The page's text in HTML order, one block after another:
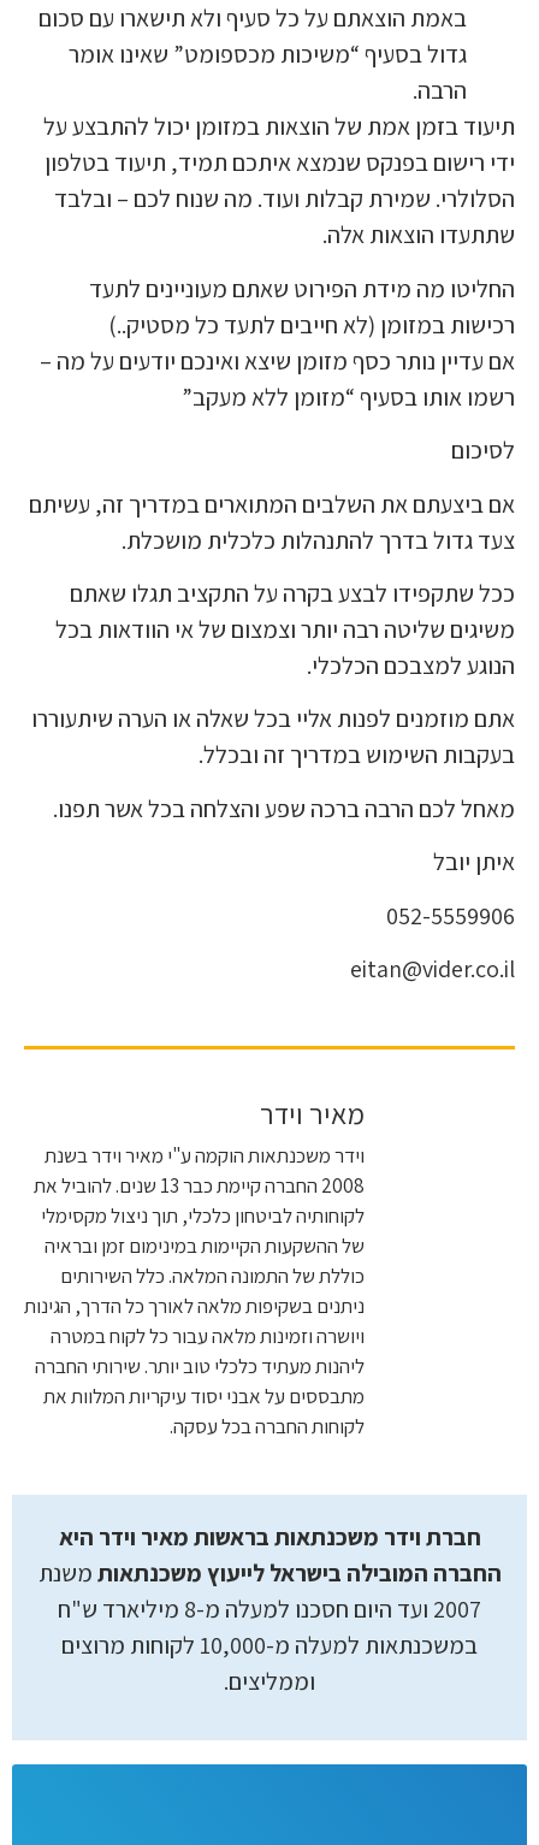
באמת הוצאתם על כל סעיף ולא תישארו עם סכום
גדול בסעיף “משיכות מכספומט” שאינו אומר
הרבה.
תיעוד בזמן אמת של הוצאות במזומן יכול להתבצע על
ידי רישום בפנקס שנמצא איתכם תמיד, תיעוד בטלפון
הסלולרי. שמירת קבלות ועוד. מה שנוח לכם – ובלבד
שתתעדו הוצאות אלה.
החליטו מה מידת הפירוט שאתם מעוניינים לתעד
רכישות במזומן (לא חייבים לתעד כל מסטיק..)
אם עדיין נותר כסף מזומן שיצא ואינכם יודעים על מה –
רשמו אותו בסעיף “מזומן ללא מעקב”
לסיכום
אם ביצעתם את השלבים המתוארים במדריך זה, עשיתם
צעד גדול בדרך להתנהלות כלכלית מושכלת.
ככל שתקפידו לבצע בקרה על התקציב תגלו שאתם
משיגים שליטה רבה יותר וצמצום של אי הוודאות בכל
הנוגע למצבכם הכלכלי.
אתם מוזמנים לפנות אליי בכל שאלה או הערה שיתעוררו
בעקבות השימוש במדריך זה ובכלל.
מאחל לכם הרבה ברכה שפע והצלחה בכל אשר תפנו.
איתן יובל
052-5559906
eitan@vider.co.il
מאיר וידר
וידר משכנתאות הוקמה ע"י מאיר וידר בשנת
2008 החברה קיימת כבר 13 שנים. להוביל את
לקוחותיה לביטחון כלכלי, תוך ניצול מקסימלי
של ההשקעות הקיימות במינימום זמן ובראיה
כוללת של התמונה המלאה. כלל השירותים
ניתנים בשקיפות מלאה לאורך כל הדרך, הגינות
ויושרה וזמינות מלאה עבור כל לקוח במטרה
ליהנות מעתיד כלכלי טוב יותר. שירותי החברה
מתבססים על אבני יסוד עיקריות המלוות את
לקוחות החברה בכל עסקה.
חברת וידר משכנתאות בראשות מאיר וידר היא
החברה המובילה בישראל לייעוץ משכנתאותמשנת
2007 ועד היום חסכנו למעלה מ-8 מיליארד ש"ח
במשכנתאות למעלה מ-10,000 לקוחות מרוצים
וממליצים.